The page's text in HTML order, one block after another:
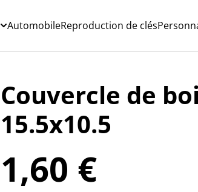
AutomobileReproduction de clés
Couvercle de
15.5x10.5
1,60 €